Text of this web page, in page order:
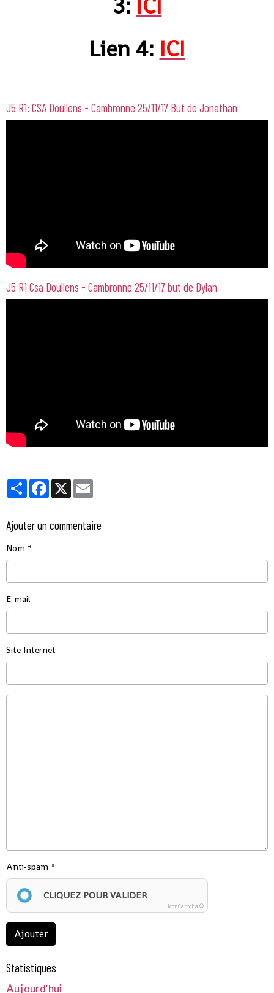
3: ICI
Lien 4: ICI
J5 R1: CSA Doullens - Cambronne 25/11/17 But de Jonathan
J5 R1 Csa Doullens - Cambronne 25/11/17 but de Dylan
PartagerFacebook
X
Ajouter un commentaire
Nom
E-mail
Site Internet
Anti-spam
CLIQUEZ POUR VALIDER
IconCaptcha ©
Ajouter
Statistiques
Aujourd'hui